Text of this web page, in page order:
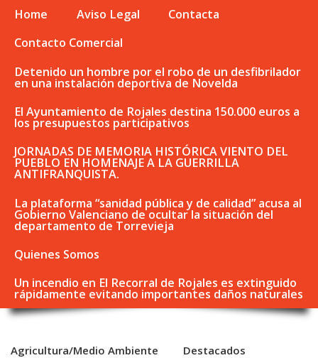
Home Aviso Legal
Contacta
Contacto Comercial
Detenido un hombre por el robo de un desfibrilador
en una instalación deportiva de Novelda
El Ayuntamiento de Rojales destina 150.000 euros a
los presupuestos participativos
JORNADAS DE MEMORIA HISTÓRICA VIENTO DEL
PUEBLO EN HOMENAJE A LA GUERRILLA
ANTIFRANQUISTA.
La plataforma “sanidad pública y de calidad” acusa al
Gobierno Valenciano de ocultar la situación del
departamento de Torrevieja
Quienes Somos
Un incendio en El Recorral de Rojales es extinguido
rápidamente evitando importantes daños naturales
Agricultura/Medio Ambiente Destacados